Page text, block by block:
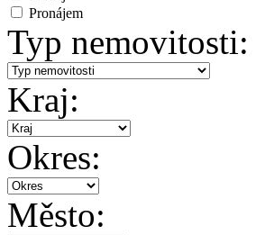
Pronájem
Typ nemovitosti:
Kraj:
Okres:
Město: